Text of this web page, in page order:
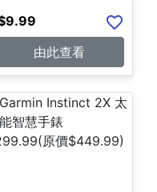
9.99
由此查看